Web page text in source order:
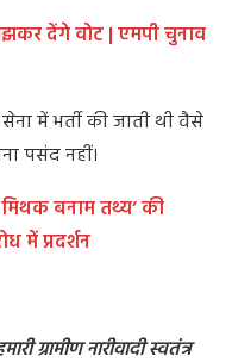
देंगे वोट | एमपी चुनाव
में भर्ती की जाती थी वैसे
पसंद नहीं।
मिथक बनाम तथ्य’ की
में प्रदर्शन
ग्रामीण नारीवादी स्वतंत्र